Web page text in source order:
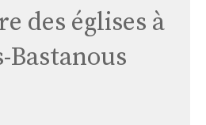
des églises à
Bastanous